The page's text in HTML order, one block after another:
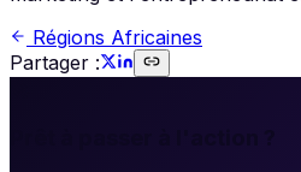
Régions Africaines
Partager :